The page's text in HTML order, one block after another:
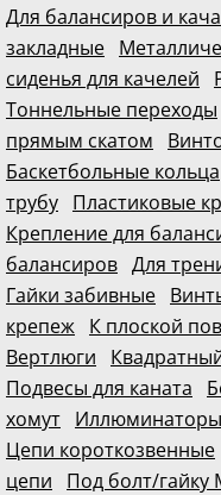
Для балансиров и
закладные
сиденья для качелей
Тоннельные переходы
прямым скатом
Баскетбольные кольца
трубу Пластиковые
Крепление для
балансиров Для
Гайки забивные
крепеж К плоской
Вертлюги
Подвесы для каната
хомут Иллюминаторы
Цепи короткозвенные
цепи
Под болт/гайку